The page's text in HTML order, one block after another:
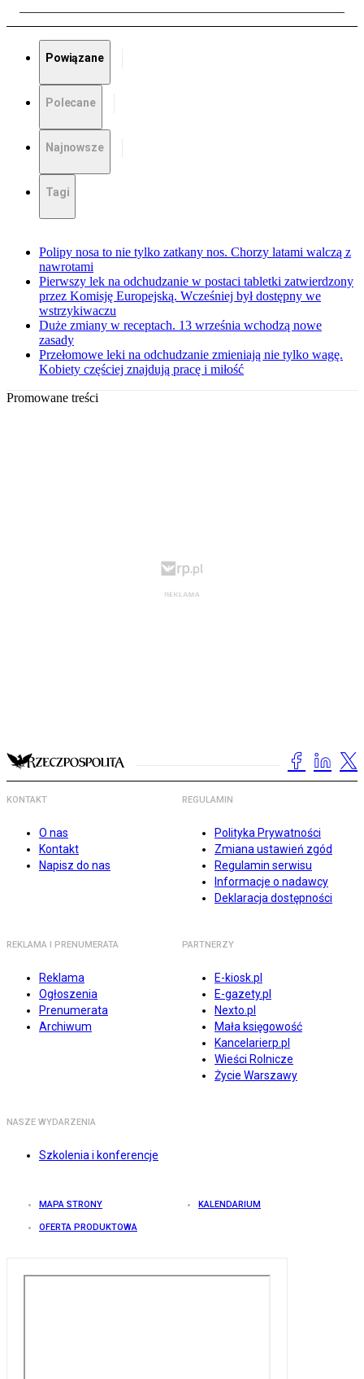
Powiązane
Polecane
Najnowsze
Tagi
Polipy nosa to nie tylko zatkany nos. Chorzy latami walczą z
nawrotami
Pierwszy lek na odchudzanie w postaci tabletki zatwierdzony
przez Komisję Europejską. Wcześniej był dostępny we
wstrzykiwaczu
Duże zmiany w receptach. 13 września wchodzą nowe
zasady
Przełomowe leki na odchudzanie zmieniają nie tylko wagę.
Kobiety częściej znajdują pracę i miłość
Promowane treści
KONTAKT
O nas
Kontakt
Napisz do nas
REGULAMIN
Polityka Prywatności
Zmiana ustawień zgód
Regulamin serwisu
Informacje o nadawcy
Deklaracja dostępności
REKLAMA I PRENUMERATA
Reklama
Ogłoszenia
Prenumerata
Archiwum
PARTNERZY
E-kiosk.pl
E-gazety.pl
Nexto.pl
Mała księgowość
Kancelarierp.pl
Wieści Rolnicze
Życie Warszawy
NASZE WYDARZENIA
Szkolenia i konferencje
MAPA STRONY KALENDARIUM
OFERTA PRODUKTOWA